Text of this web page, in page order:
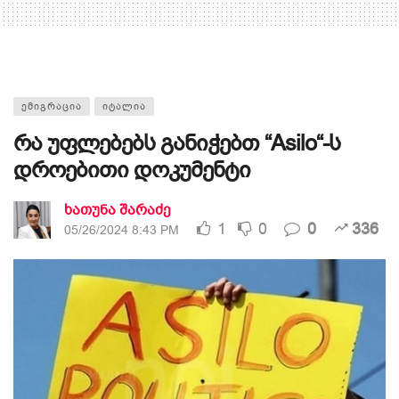
ᲔᲛᲘᲒᲠᲐᲪᲘᲐ ᲘᲢᲐᲚᲘᲐ
რა უფლებებს განიჭებთ “Asilo“-ს
დროებითი დოკუმენტი
ხათუნა შარაძე
05/26/2024 8:43 PM 1 0 0 336